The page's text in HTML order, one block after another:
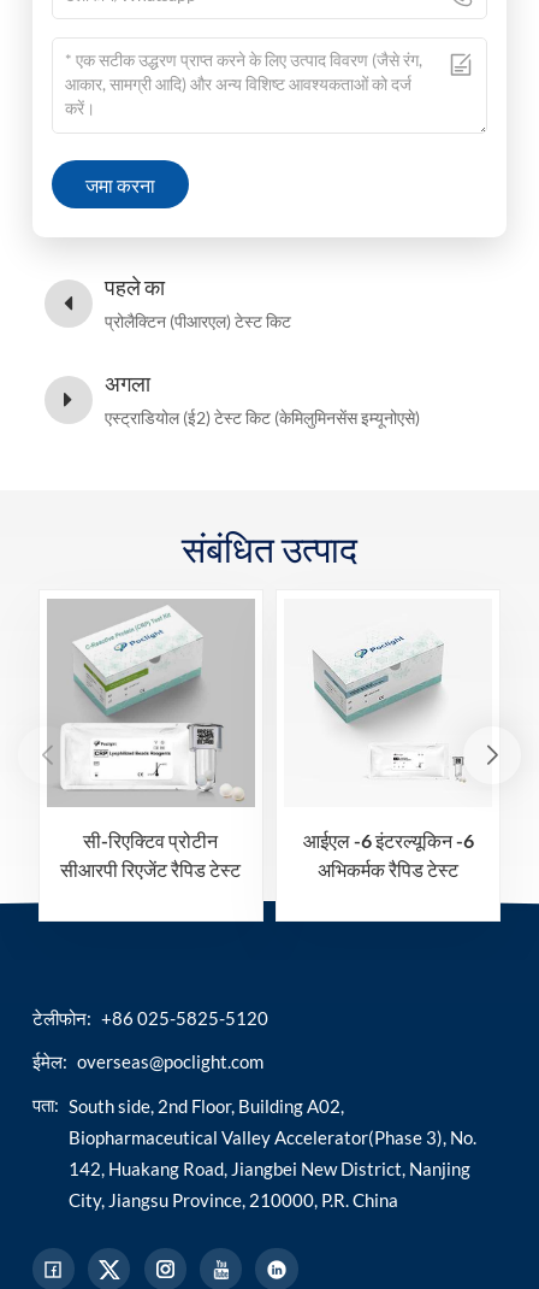
जमा करना
पहले का
प्रोलैक्टिन (पीआरएल) टेस्ट किट
अगला
एस्ट्राडियोल (ई2) टेस्ट किट (केमिलुमिनसेंस इम्यूनोएसे)
संबंधित उत्पाद
सी-रिएक्टिव प्रोटीन
सीआरपी रिएजेंट रैपिड टेस्ट
आईएल -6 इंटरल्यूकिन -6
अभिकर्मक रैपिड टेस्ट
टेलीफोन: +86 025-5825-5120
ईमेल: overseas@poclight.com
पता: South side, 2nd Floor, Building A02,
Biopharmaceutical Valley Accelerator(Phase 3), No.
142, Huakang Road, Jiangbei New District, Nanjing
City, Jiangsu Province, 210000, P.R. China